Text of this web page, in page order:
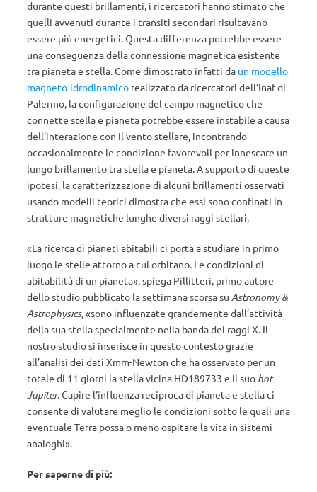
durante questi brillamenti, i ricercatori hanno stimato che
quelli avvenuti durante i transiti secondari risultavano
essere più energetici. Questa differenza potrebbe essere
una conseguenza della connessione magnetica esistente
tra pianeta e stella. Come dimostrato infatti da un modello
magneto-idrodinamico realizzato da ricercatori dell’Inaf di
Palermo, la configurazione del campo magnetico che
connette stella e pianeta potrebbe essere instabile a causa
dell’interazione con il vento stellare, incontrando
occasionalmente le condizione favorevoli per innescare un
lungo brillamento tra stella e pianeta. A supporto di queste
ipotesi, la caratterizzazione di alcuni brillamenti osservati
usando modelli teorici dimostra che essi sono confinati in
strutture magnetiche lunghe diversi raggi stellari.
«La ricerca di pianeti abitabili ci porta a studiare in primo
luogo le stelle attorno a cui orbitano. Le condizioni di
abitabilità di un pianeta», spiega Pillitteri, primo autore
dello studio pubblicato la settimana scorsa su Astronomy &
Astrophysics, «sono influenzate grandemente dall’attività
della sua stella specialmente nella banda dei raggi X. Il
nostro studio si inserisce in questo contesto grazie
all’analisi dei dati Xmm-Newton che ha osservato per un
totale di 11 giorni la stella vicina HD189733 e il suo hot
Jupiter. Capire l’influenza reciproca di pianeta e stella ci
consente di valutare meglio le condizioni sotto le quali una
eventuale Terra possa o meno ospitare la vita in sistemi
analoghi».
Per saperne di più: